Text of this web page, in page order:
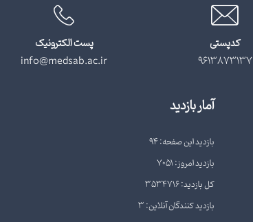
کدپستی
9613873137
پست الکترونیک
info@medsab.ac.ir
آمار بازدید
بازدید این صفحه: 94
بازدید امروز: 7051
کل بازدید: 3534716
بازدید کنندگان آنلاین: 3